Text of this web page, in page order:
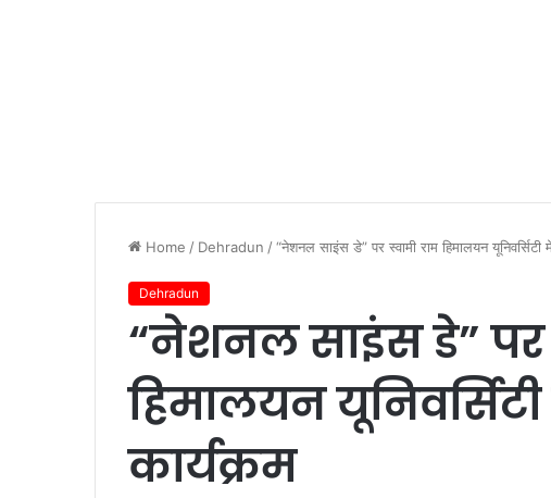
Home / Dehradun /“नेशनल साइंस डे” पर स्वामी राम हिमालयन
Dehradun
“नेशनल साइंस डे” पर
हिमालयन
कार्यक्रम